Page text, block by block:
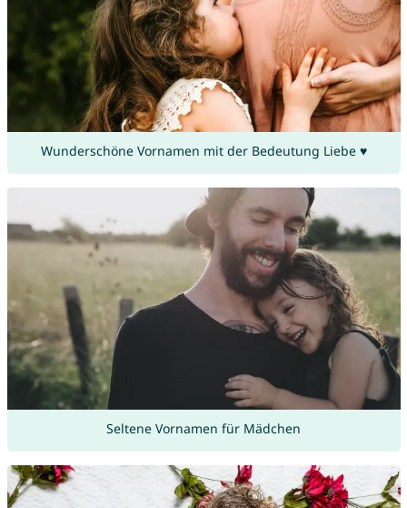
Wunderschöne Vornamen mit der Bedeutung Liebe ♥
Seltene Vornamen für Mädchen